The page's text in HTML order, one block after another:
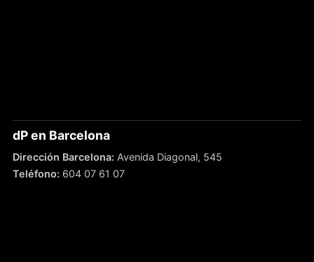
dP en Barcelona
Dirección Barcelona: Avenida Diagonal, 545
Teléfono: 604 07 61 07